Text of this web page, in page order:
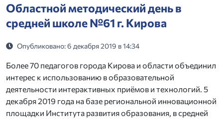
Областной методический день в
средней школе №61 г. Кирова
Опубликовано: 6 декабря 2019 в 14:34
Более 70 педагогов города Кирова и области объединил
интерес к использованию в образовательной
деятельности интерактивных приёмов и технологий. 5
декабря 2019 года на базе региональной инновационной
площадки Института развития образования, в средней